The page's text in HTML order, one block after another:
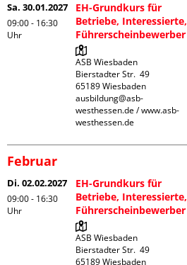
Sa. 30.01.2027
09:00 - 16:30
Uhr
EH-Grundkurs für
Betriebe, Interessierte,
Führerscheinbewerber
ASB Wiesbaden
Bierstadter Str.  49
65189 Wiesbaden
ausbildung@asb-
westhessen.de / www.asb-
westhessen.de
Februar
Di. 02.02.2027
09:00 - 16:30
Uhr
EH-Grundkurs für
Betriebe, Interessierte,
Führerscheinbewerber
ASB Wiesbaden
Bierstadter Str.  49
65189 Wiesbaden